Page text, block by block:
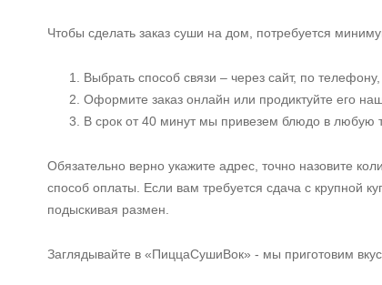
Чтобы сделать заказ суши на дом, потребуется
Выбрать способ связи – через сайт, по
Оформите заказ онлайн или продиктуйте его
В срок от 40 минут мы привезем блюдо в любую
Обязательно верно укажите адрес, точно назовите
способ оплаты. Если вам требуется сдача с крупной
подыскивая размен.
Заглядывайте в «ПиццаСушиВок» - мы приготовим